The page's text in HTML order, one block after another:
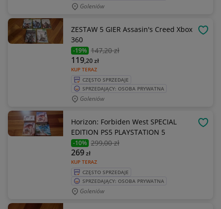
Goleniów
ZESTAW 5 GIER Assasin's Creed Xbox
360
-19% 147,20 zł
KUP TERAZ
119,20zł
CZĘSTO SPRZEDAJE
SPRZEDAJĄCY: OSOBA PRYWATNA
Goleniów
Horizon: Forbiden West SPECIAL
EDITION PS5 PLAYSTATION 5
-10% 299,00 zł
KUP TERAZ
269zł
CZĘSTO SPRZEDAJE
SPRZEDAJĄCY: OSOBA PRYWATNA
Goleniów